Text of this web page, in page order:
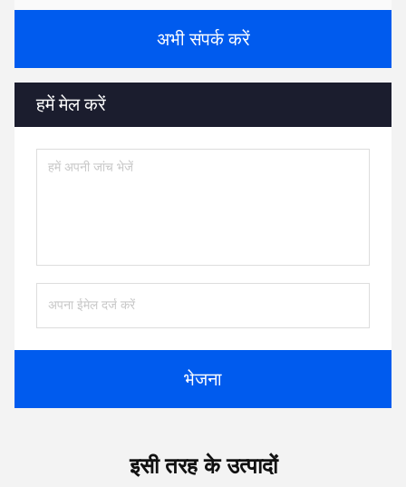
अभी संपर्क करें
हमें मेल करें
भेजना
इसी तरह के उत्पादों